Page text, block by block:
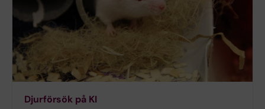
Djurförsök på KI